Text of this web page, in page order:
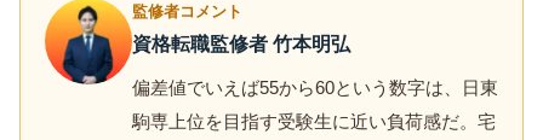
監修者コメント
資格転職監修者 竹本明弘
偏差値でいえば55から60という数字は、日東
駒専上位を目指す受験生に近い負荷感だ。宅